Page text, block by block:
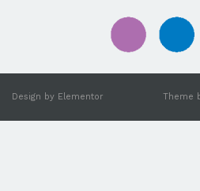
Theme
Design by Elementor